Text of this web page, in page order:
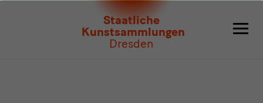
Staatliche
Kunstsammlungen
Dresden